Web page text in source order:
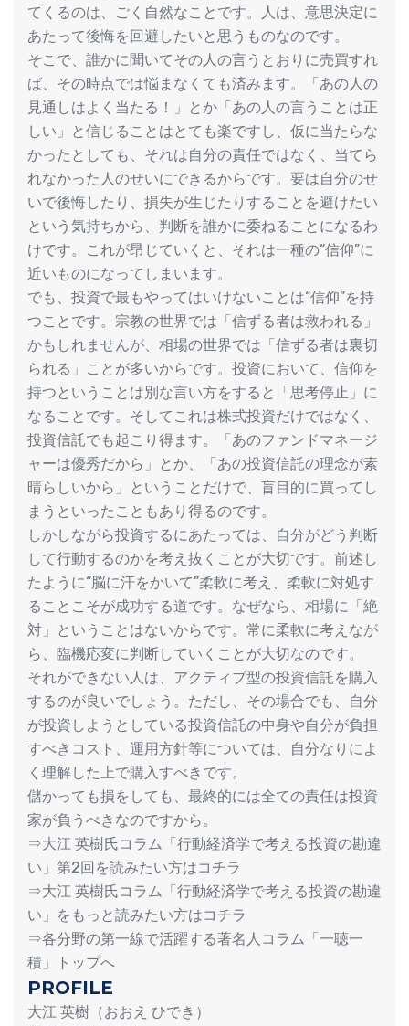
てくるのは、ごく自然なことです。人は、意思決定に
あたって後悔を回避したいと思うものなのです。
そこで、誰かに聞いてその人の言うとおりに売買すれ
ば、その時点では悩まなくても済みます。「あの人の
見通しはよく当たる！」とか「あの人の言うことは正
しい」と信じることはとても楽ですし、仮に当たらな
かったとしても、それは自分の責任ではなく、当てら
れなかった人のせいにできるからです。要は自分のせ
いで後悔したり、損失が生じたりすることを避けたい
という気持ちから、判断を誰かに委ねることになるわ
けです。これが昂じていくと、それは一種の“信仰”に
近いものになってしまいます。
でも、投資で最もやってはいけないことは“信仰”を持
つことです。宗教の世界では「信ずる者は救われる」
かもしれませんが、相場の世界では「信ずる者は裏切
られる」ことが多いからです。投資において、信仰を
持つということは別な言い方をすると「思考停止」に
なることです。そしてこれは株式投資だけではなく、
投資信託でも起こり得ます。「あのファンドマネージ
ャーは優秀だから」とか、「あの投資信託の理念が素
晴らしいから」ということだけで、盲目的に買ってし
まうといったこともあり得るのです。
しかしながら投資するにあたっては、自分がどう判断
して行動するのかを考え抜くことが大切です。前述し
たように“脳に汗をかいて”柔軟に考え、柔軟に対処す
ることこそが成功する道です。なぜなら、相場に「絶
対」ということはないからです。常に柔軟に考えなが
ら、臨機応変に判断していくことが大切なのです。
それができない人は、アクティブ型の投資信託を購入
するのが良いでしょう。ただし、その場合でも、自分
が投資しようとしている投資信託の中身や自分が負担
すべきコスト、運用方針等については、自分なりによ
く理解した上で購入すべきです。
儲かっても損をしても、最終的には全ての責任は投資
家が負うべきなのですから。
⇒大江 英樹氏コラム「行動経済学で考える投資の勘違
い」第2回を読みたい方はコチラ
⇒大江 英樹氏コラム「行動経済学で考える投資の勘違
い」をもっと読みたい方はコチラ
⇒各分野の第一線で活躍する著名人コラム「一聴一
積」トップへ
PROFILE
大江 英樹（おおえ ひでき）